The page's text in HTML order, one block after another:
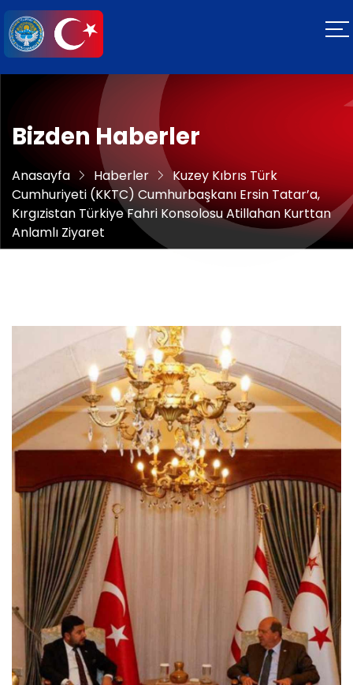
Bizden Haberler
Anasayfa Haberler
Kuzey Kıbrıs Türk
Cumhuriyeti (KKTC) Cumhurbaşkanı Ersin Tatar’a,
Kırgızistan Türkiye Fahri Konsolosu Atillahan Kurttan
Anlamlı Ziyaret